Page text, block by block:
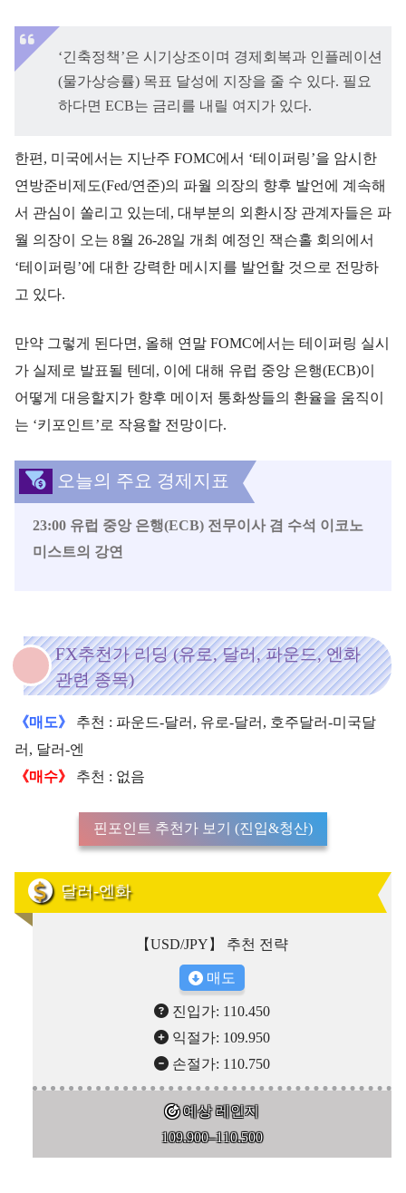
‘긴축정책’은 시기상조이며 경제회복과 인플레이션
(물가상승률) 목표 달성에 지장을 줄 수 있다. 필요
하다면 ECB는 금리를 내릴 여지가 있다.
한편, 미국에서는 지난주 FOMC에서 ‘테이퍼링’을 암시한
연방준비제도(Fed/연준)의 파월 의장의 향후 발언에 계속해
서 관심이 쏠리고 있는데, 대부분의 외환시장 관계자들은 파
월 의장이 오는 8월 26-28일 개최 예정인 잭슨홀 회의에서
‘테이퍼링’에 대한 강력한 메시지를 발언할 것으로 전망하
고 있다.
만약 그렇게 된다면, 올해 연말 FOMC에서는 테이퍼링 실시
가 실제로 발표될 텐데, 이에 대해 유럽 중앙 은행(ECB)이
어떻게 대응할지가 향후 메이저 통화쌍들의 환율을 움직이
는 ‘키포인트’로 작용할 전망이다.
오늘의 주요 경제지표
23:00 유럽 중앙 은행(ECB) 전무이사 겸 수석 이코노
미스트의 강연
FX추천가 리딩 (유로, 달러, 파운드, 엔화
관련 종목)
《매도》
추천 : 파운드-달러, 유로-달러, 호주달러-미국달
러, 달러-엔
《매수》
추천 : 없음
핀포인트 추천가 보기 (진입&청산)
달러-엔화
【USD/JPY】 추천 전략
매도
진입가: 110.450
익절가: 109.950
손절가: 110.750
예상 레인지
109.900–110.500